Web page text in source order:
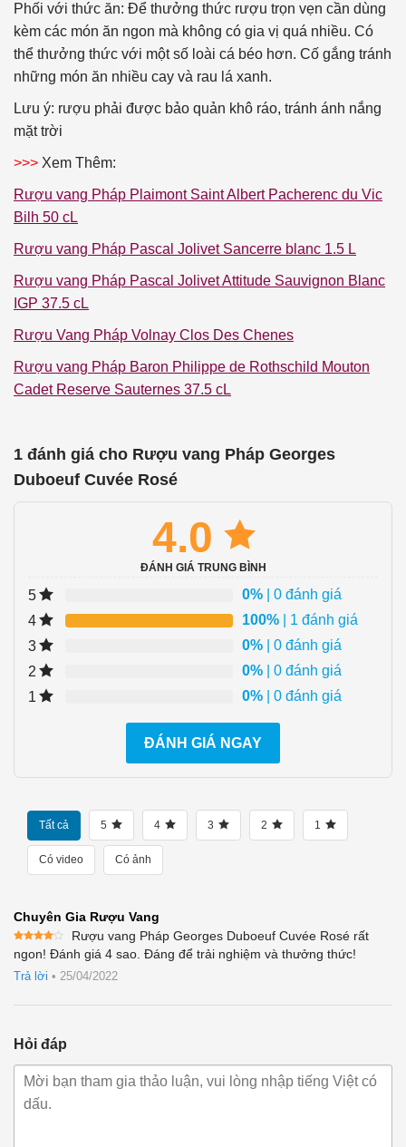
Phối với thức ăn: Để thưởng thức rượu trọn vẹn cần dùng
kèm các món ăn ngon mà không có gia vị quá nhiều. Có
thể thưởng thức với một số loài cá béo hơn. Cố gắng tránh
những món ăn nhiều cay và rau lá xanh.
Lưu ý: rượu phải được bảo quản khô ráo, tránh ánh nắng
mặt trời
>>> Xem Thêm:
Rượu vang Pháp Plaimont Saint Albert Pacherenc du Vic
Bilh 50 cL
Rượu vang Pháp Pascal Jolivet Sancerre blanc 1.5 L
Rượu vang Pháp Pascal Jolivet Attitude Sauvignon Blanc
IGP 37.5 cL
Rượu Vang Pháp Volnay Clos Des Chenes
Rượu vang Pháp Baron Philippe de Rothschild Mouton
Cadet Reserve Sauternes 37.5 cL
1 đánh giá cho Rượu vang Pháp Georges
Duboeuf Cuvée Rosé
4.0
ĐÁNH GIÁ TRUNG BÌNH
5 0% | 0 đánh giá
4
100% | 1 đánh giá
3
0% | 0 đánh giá
2
0% | 0 đánh giá
1
0% | 0 đánh giá
ĐÁNH GIÁ NGAY
Tất cả 5 4 3 2 1
Có video Có ảnh
Chuyên Gia Rượu Vang
Được
xếp
hạng4
5 sao
Rượu vang Pháp Georges Duboeuf Cuvée Rosé rất
ngon! Đánh giá 4 sao. Đáng để trải nghiệm và thưởng thức!
Trả lời • 25/04/2022
Hỏi đáp